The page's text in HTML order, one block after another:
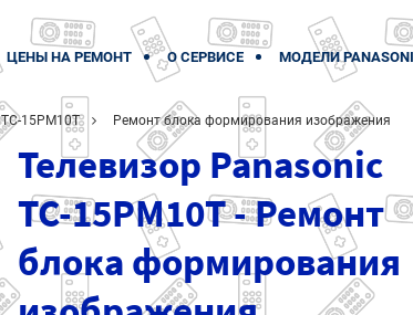
ЦЕНЫ НА РЕМОНТ О СЕРВИСЕ МОДЕЛИ
TC-15PM10T Ремонт блока формирования изображения
Телевизор Panasonic
TC-15PM10T - Ремонт
блока формирования